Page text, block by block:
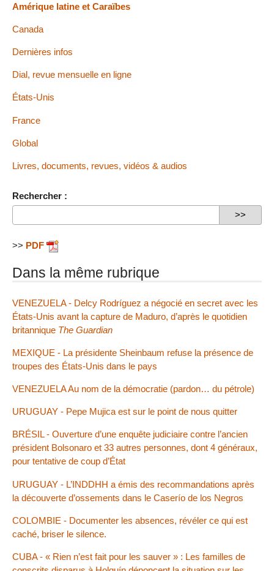
Amérique latine et Caraïbes
Canada
Dernières infos
Dial, revue mensuelle en ligne
États-Unis
France
Global
Livres, documents, revues, vidéos & audios
Rechercher :
>> PDF
Dans la même rubrique
VENEZUELA - Delcy Rodríguez a négocié en secret avec les
États-Unis avant la capture de Maduro, d’après le quotidien
britannique The Guardian
MEXIQUE - La présidente Sheinbaum refuse la présence de
troupes des États-Unis dans le pays
VENEZUELA Au nom de la démocratie (pardon… du pétrole)
URUGUAY - Pepe Mujica est sur le point de nous quitter
BRÉSIL - Ouverture d’une enquête judiciaire contre l’ancien
président Bolsonaro et 33 autres personnes, dont 4 généraux,
pour tentative de coup d’État
URUGUAY - L’INDDHH a émis des recommandations après
la découverte d’ossements dans le Caserío de los Negros
COLOMBIE - Documenter les absences, révéler ce qui est
caché, briser le silence.
CUBA - « Rien n’est fait pour les sauver » : Les familles de